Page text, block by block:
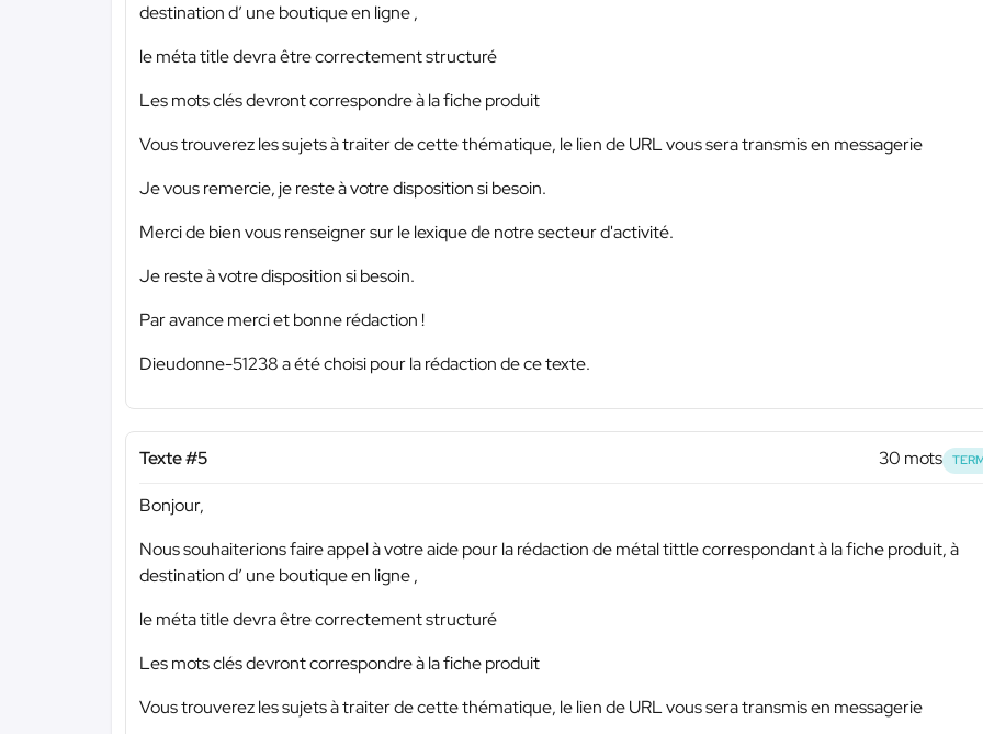
destination d’ une boutique en ligne ,
le méta title devra être correctement structuré
Les mots clés devront correspondre à la fiche produit
Vous trouverez les sujets à traiter de cette thématique, le lien de URL vous sera transmis en messagerie
Je vous remercie, je reste à votre disposition si besoin.
Merci de bien vous renseigner sur le lexique de notre secteur d'activité.
Je reste à votre disposition si besoin.
Par avance merci et bonne rédaction !
Dieudonne-51238 a été choisi pour la rédaction de ce texte.
Texte #5 30 mots
Bonjour,
Nous souhaiterions faire appel à votre aide pour la rédaction de métal tittle correspondant à la fiche produit, à
destination d’ une boutique en ligne ,
le méta title devra être correctement structuré
Les mots clés devront correspondre à la fiche produit
Vous trouverez les sujets à traiter de cette thématique, le lien de URL vous sera transmis en messagerie